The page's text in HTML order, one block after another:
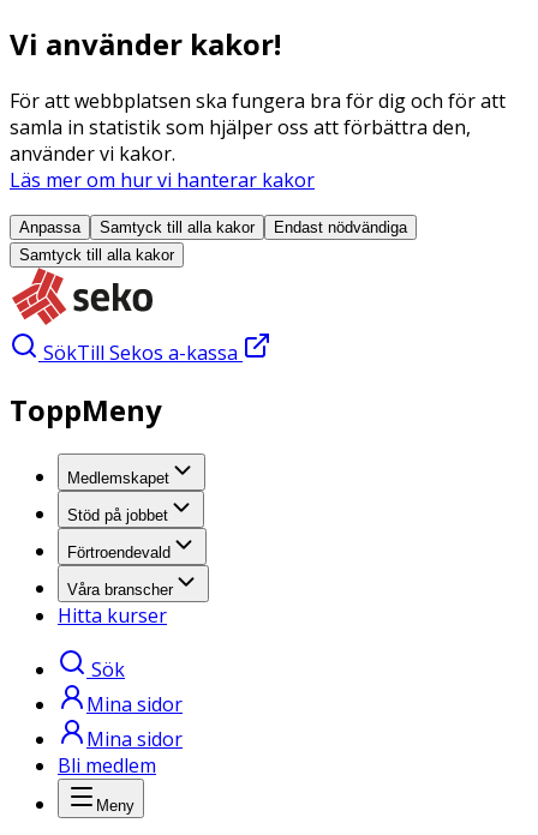
Vi använder kakor!
För att webbplatsen ska fungera bra för dig och för att
samla in statistik som hjälper oss att förbättra den,
använder vi kakor.
Läs mer om hur vi hanterar kakor
Anpassa Samtyck till alla kakor
Endast nödvändiga
Samtyck till alla kakor
SökTill Sekos a-kassa
ToppMeny
Medlemskapet
Stöd på jobbet
Förtroendevald
Våra branscher
Hitta kurser
Sök
Mina sidor
Mina sidor
Bli medlem
Meny